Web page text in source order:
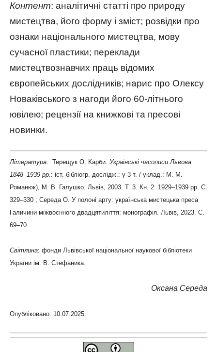
Контент: аналітичні статті про природу
мистецтва, його форму і зміст; розвідки про
ознаки національного мистецтва, мову
сучасної пластики; переклади
мистецтвознавчих праць відомих
європейських дослідників; нарис про Олексу
Новаківського з нагоди його 60-літнього
ювілею; рецензії на книжкові та пресові
новинки.
Література: Терещук О. Карби. Українські часописи Львова
1848–1939 рр .: іст.-бібліогр. дослідж.: у 3 т. / уклад.: М. М.
Романюк), М. В. Галушко. Львів, 2003. Т. 3. Кн. 2: 1929–1939 рр. С.
329–330 ; Середа О. У полоні арту: українська мистецька преса
Галичини міжвоєнного двадцятиліття: монографія. Львів, 2023. С.
69–70.
Світлина: фонди Львівської національної наукової бібліотеки
України ім. В. Стефаника.
Оксана Середа
Опубліковано: 10.07.2025.